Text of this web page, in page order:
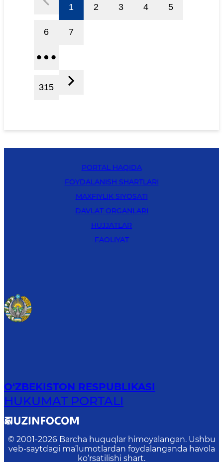
1 2 3 4 5
6 7
315
PORTAL HAQIDA
FOYDALANISH SHARTLARI
MAXFIYLIK SIYOSATI
DAVLAT ORGANLARI
HUJJATLAR
FAOLIYAT
O‘ZBEKISTON RESPUBLIKASI
HUKUMAT PORTALI
© 2001-2026 Barcha huquqlar himoyalangan. Ushbu
veb-saytdagi ma’lumotlardan foydalanganda havola
ko‘rsatilishi shart.